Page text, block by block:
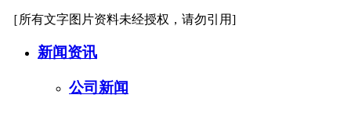
［所有文字图片资料未经授权，请勿引用]
新闻资讯
公司新闻